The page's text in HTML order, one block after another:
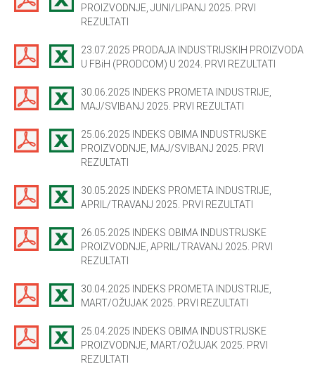
PROIZVODNJE, JUNI/LIPANJ 2025. PRVI
REZULTATI
23.07.2025 PRODAJA INDUSTRIJSKIH PROIZVODA
U FBiH (PRODCOM) U 2024. PRVI REZULTATI
30.06.2025 INDEKS PROMETA INDUSTRIJE,
MAJ/SVIBANJ 2025. PRVI REZULTATI
25.06.2025 INDEKS OBIMA INDUSTRIJSKE
PROIZVODNJE, MAJ/SVIBANJ 2025. PRVI
REZULTATI
30.05.2025 INDEKS PROMETA INDUSTRIJE,
APRIL/TRAVANJ 2025. PRVI REZULTATI
26.05.2025 INDEKS OBIMA INDUSTRIJSKE
PROIZVODNJE, APRIL/TRAVANJ 2025. PRVI
REZULTATI
30.04.2025 INDEKS PROMETA INDUSTRIJE,
MART/OŽUJAK 2025. PRVI REZULTATI
25.04.2025 INDEKS OBIMA INDUSTRIJSKE
PROIZVODNJE, MART/OŽUJAK 2025. PRVI
REZULTATI